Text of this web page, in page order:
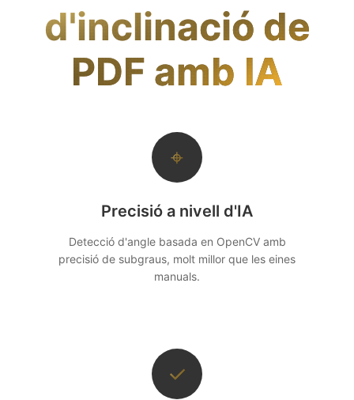
d'inclinació de
PDF amb IA
⌖
Precisió a nivell d'IA
Detecció d'angle basada en OpenCV amb
precisió de subgraus, molt millor que les eines
manuals.
✓